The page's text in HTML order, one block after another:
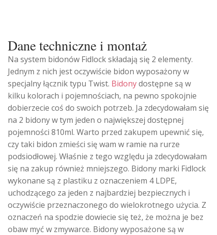
Dane techniczne i montaż
Na system bidonów Fidlock składają się 2 elementy.
Jednym z nich jest oczywiście bidon wyposażony w
specjalny łącznik typu Twist. Bidonydostępne są w
kilku kolorach i pojemnościach, na pewno spokojnie
dobierzecie coś do swoich potrzeb. Ja zdecydowałam się
na 2 bidony w tym jeden o największej dostępnej
pojemności 810ml. Warto przed zakupem upewnić się,
czy taki bidon zmieści się wam w ramie na rurze
podsiodłowej. Właśnie z tego względu ja zdecydowałam
się na zakup również mniejszego. Bidony marki Fidlock
wykonane są z plastiku z oznaczeniem 4 LDPE,
uchodzącego za jeden z najbardziej bezpiecznych i
oczywiście przeznaczonego do wielokrotnego użycia. Z
oznaczeń na spodzie dowiecie się też, że można je bez
obaw myć w zmywarce. Bidony wyposażone są w